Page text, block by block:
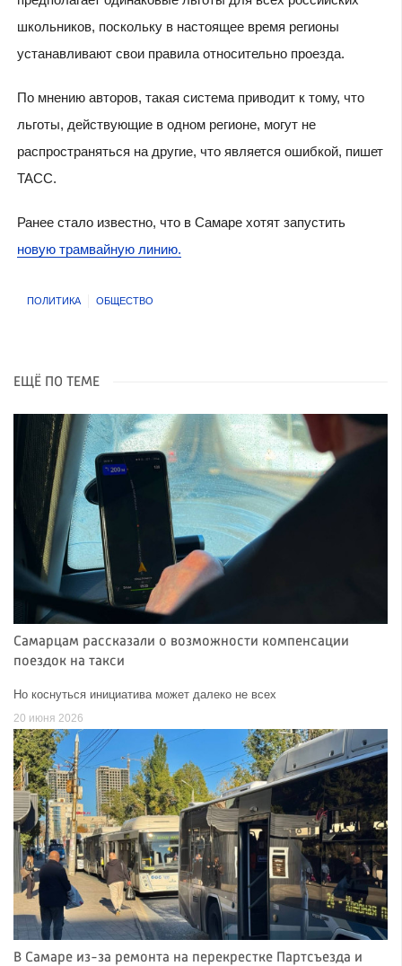
школьников, поскольку в настоящее время регионы
устанавливают свои правила относительно проезда.
По мнению авторов, такая система приводит к тому, что
льготы, действующие в одном регионе, могут не
распространяться на другие, что является ошибкой, пишет
ТАСС.
Ранее стало известно, что в Самаре хотят запустить
новую трамвайную линию.
ПОЛИТИКА ОБЩЕСТВО
ЕЩЁ ПО ТЕМЕ
Самарцам рассказали о возможности компенсации
поездок на такси
Но коснуться инициатива может далеко не всех
20 июня 2026
В Самаре из-за ремонта на перекрестке Партсъезда и